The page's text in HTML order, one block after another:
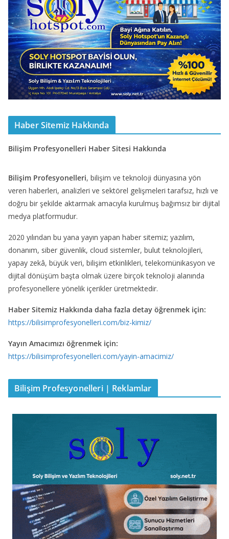
Haber Sitemiz Hakkında
Bilişim Profesyonelleri Haber Sitesi Hakkında
Bilişim Profesyonelleri, bilişim ve teknoloji dünyasına yön
veren haberleri, analizleri ve sektörel gelişmeleri tarafsız, hızlı ve
doğru bir şekilde aktarmak amacıyla kurulmuş bağımsız bir dijital
medya platformudur.
2020 yılından bu yana yayın yapan haber sitemiz; yazılım,
donanım, siber güvenlik, cloud sistemler, bulut teknolojileri,
yapay zekâ, büyük veri, bilişim etkinlikleri, telekomünikasyon ve
dijital dönüşüm başta olmak üzere birçok teknoloji alanında
profesyonellere yönelik içerikler üretmektedir.
Haber Sitemiz Hakkında daha fazla detay öğrenmek için:
https://bilisimprofesyonelleri.com/biz-kimiz/
Yayın Amacımızı öğrenmek için:
https://bilisimprofesyonelleri.com/yayin-amacimiz/
Bilişim Profesyonelleri | Reklamlar